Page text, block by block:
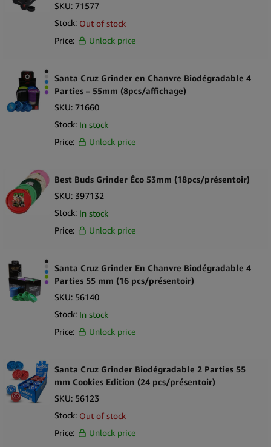
SKU: 71577
Stock: Out of stock
Price:
Unlock price
Santa Cruz Grinder en Chanvre Biodégradable 4
Parties – 55mm (8pcs/affichage)
SKU: 71660
Stock: In stock
Price:
Unlock price
Best Buds Grinder Éco 53mm (18pcs/présentoir)
SKU: 397132
Stock: In stock
Price:
Unlock price
Santa Cruz Grinder En Chanvre Biodégradable 4
Parties 55 mm (16 pcs/présentoir)
SKU: 56140
Stock: In stock
Price:
Unlock price
Santa Cruz Grinder Biodégradable 2 Parties 55
mm Cookies Edition (24 pcs/présentoir)
SKU: 56123
Stock: Out of stock
Price:
Unlock price